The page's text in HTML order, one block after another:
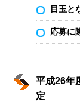
目玉と
応募に
平成26年
定